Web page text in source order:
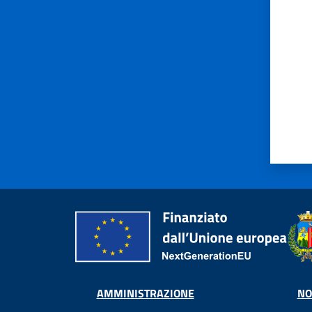
AMMINISTRAZIONE